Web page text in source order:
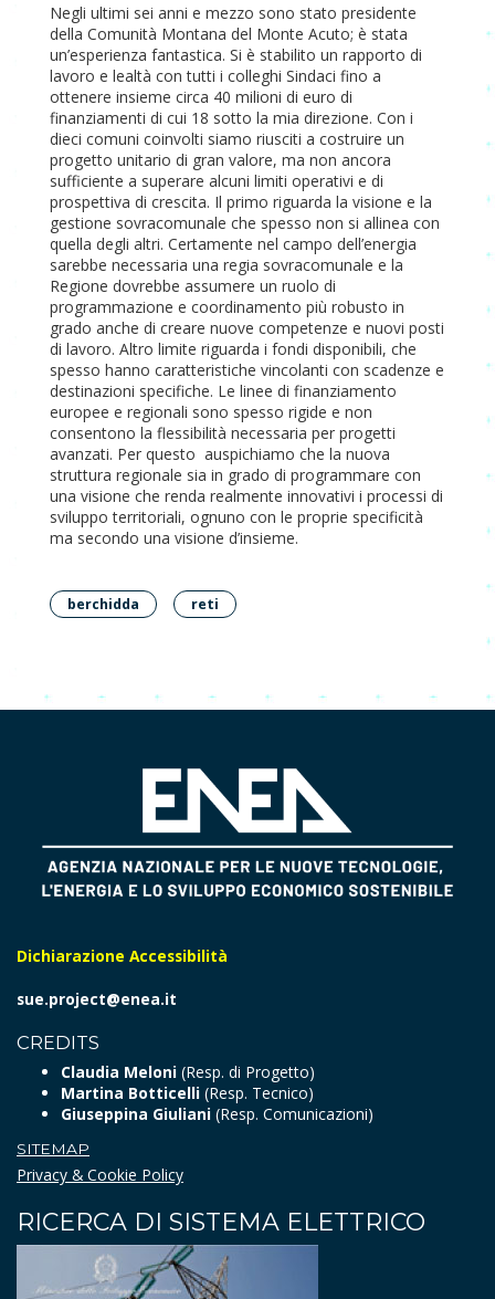
Negli ultimi sei anni e mezzo sono stato presidente
della Comunità Montana del Monte Acuto; è stata
un’esperienza fantastica. Si è stabilito un rapporto di
lavoro e lealtà con tutti i colleghi Sindaci fino a
ottenere insieme circa 40 milioni di euro di
finanziamenti di cui 18 sotto la mia direzione. Con i
dieci comuni coinvolti siamo riusciti a costruire un
progetto unitario di gran valore, ma non ancora
sufficiente a superare alcuni limiti operativi e di
prospettiva di crescita. Il primo riguarda la visione e la
gestione sovracomunale che spesso non si allinea con
quella degli altri. Certamente nel campo dell’energia
sarebbe necessaria una regia sovracomunale e la
Regione dovrebbe assumere un ruolo di
programmazione e coordinamento più robusto in
grado anche di creare nuove competenze e nuovi posti
di lavoro. Altro limite riguarda i fondi disponibili, che
spesso hanno caratteristiche vincolanti con scadenze e
destinazioni specifiche. Le linee di finanziamento
europee e regionali sono spesso rigide e non
consentono la flessibilità necessaria per progetti
avanzati. Per questo auspichiamo che la nuova
struttura regionale sia in grado di programmare con
una visione che renda realmente innovativi i processi di
sviluppo territoriali, ognuno con le proprie specificità
ma secondo una visione d’insieme.
berchidda reti
Dichiarazione Accessibilità
sue.project@enea.it
CREDITS
Claudia Meloni (Resp. di Progetto)
Martina Botticelli (Resp. Tecnico)
Giuseppina Giuliani (Resp. Comunicazioni)
SITEMAP
Privacy & Cookie Policy
RICERCA DI SISTEMA ELETTRICO